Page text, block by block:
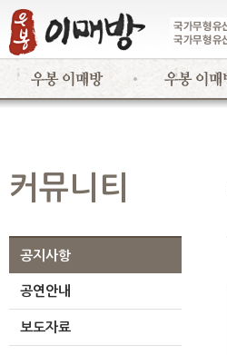
커뮤니티
공지사항
공연안내
보도자료